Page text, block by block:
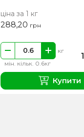
ціна за 1 кг
288,20 грн
мін. кільк. 0.6кг
кг
Купити